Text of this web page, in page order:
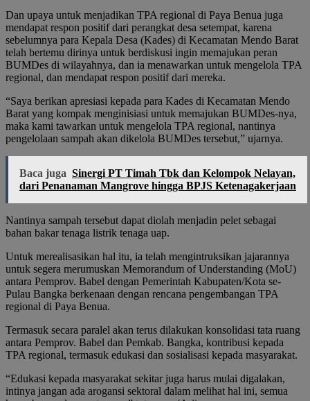
Dan upaya untuk menjadikan TPA regional di Paya Benua juga
mendapat respon positif dari perangkat desa setempat, karena
sebelumnya para Kepala Desa (Kades) di Kecamatan Mendo Barat
telah bertemu dirinya untuk berdiskusi ingin memajukan peran
BUMDes di wilayahnya, dan ia menawarkan untuk mengelola TPA
regional, dan mendapat respon positif dari mereka.
“Saya berikan apresiasi kepada para Kades di Kecamatan Mendo
Barat yang kompak menginisiasi untuk memajukan BUMDes-nya,
maka kami tawarkan untuk mengelola TPA regional, nantinya
pengelolaan sampah akan dikelola BUMDes tersebut,” ujarnya.
Baca juga Sinergi PT Timah Tbk dan Kelompok Nelayan,
dari Penanaman Mangrove hingga BPJS Ketenagakerjaan
Nantinya sampah tersebut dapat diolah menjadin pelet sebagai
bahan bakar tenaga listrik tenaga uap.
Untuk merealisasikan hal itu, ia telah mengintruksikan jajarannya
untuk segera merumuskan Memorandum of Understanding (MoU)
antara Pemprov. Babel dengan Pemerintah Kabupaten/Kota se-
Pulau Bangka berkenaan dengan rencana pengembangan TPA
regional di Paya Benua.
Termasuk secara paralel akan terus dilakukan konsolidasi tata ruang
antara Pemprov. Babel dan Pemkab. Bangka, kontribusi kepada
TPA regional, termasuk edukasi dan sosialisasi kepada masyarakat.
“Edukasi kepada masyarakat sekitar juga harus mulai digalakan,
intinya jangan ada arogansi sektoral dalam melihat hal ini, semua